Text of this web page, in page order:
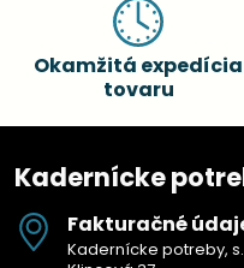
Okamžitá expedícia
tovaru
Kadernícke
Fakturačné
Kadernícke potreby,